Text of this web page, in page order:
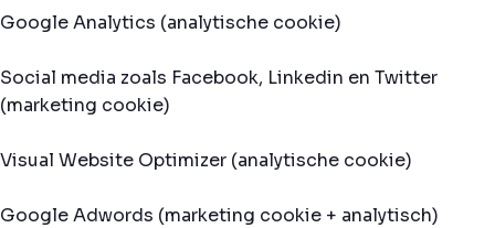
Google Analytics (analytische cookie)
Social media zoals Facebook, Linkedin en Twitter
(marketing cookie)
Visual Website Optimizer (analytische cookie)
Google Adwords (marketing cookie + analytisch)